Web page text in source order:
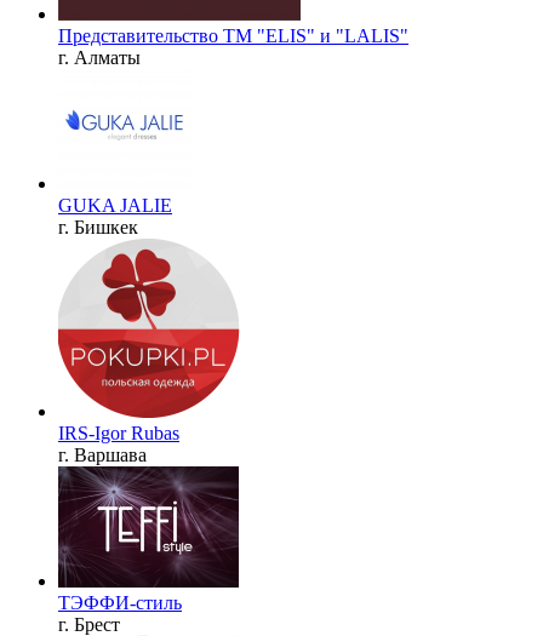
Представительство ТМ "ELIS" и "LALIS"
г. Алматы
GUKA JALIE
г. Бишкек
IRS-Igor Rubas
г. Варшава
ТЭФФИ-стиль
г. Брест